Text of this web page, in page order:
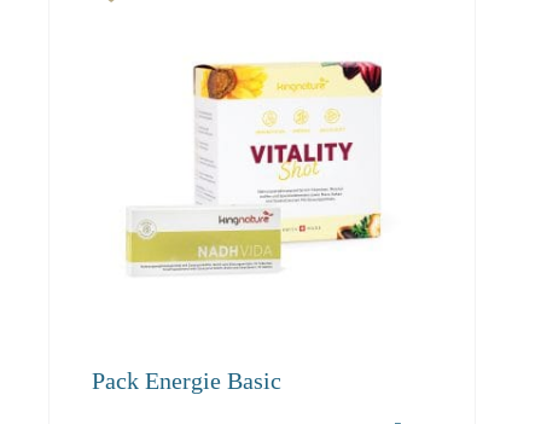
Pack Energie Basic